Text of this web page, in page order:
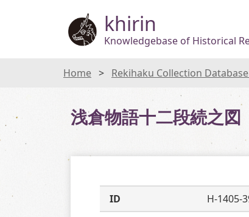
khirin
Knowledgebase of Historical
Home Rekihaku Collection
浅倉物語十二段続之図
ID
H-1405-